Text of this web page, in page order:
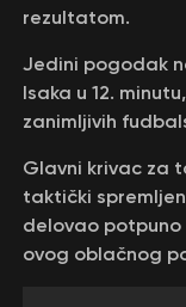
rezultatom.
Jedini pogodak
Isaka u 12.
zanimljivih
Glavni krivac za
taktički
delovao
ovog oblačnog